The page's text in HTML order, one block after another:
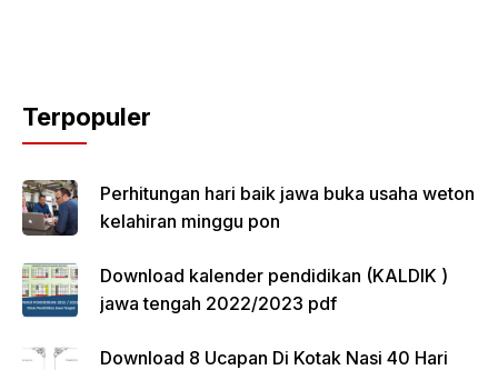
Terpopuler
Perhitungan hari baik jawa buka usaha weton
kelahiran minggu pon
Download kalender pendidikan (KALDIK )
jawa tengah 2022/2023 pdf
Download 8 Ucapan Di Kotak Nasi 40 Hari